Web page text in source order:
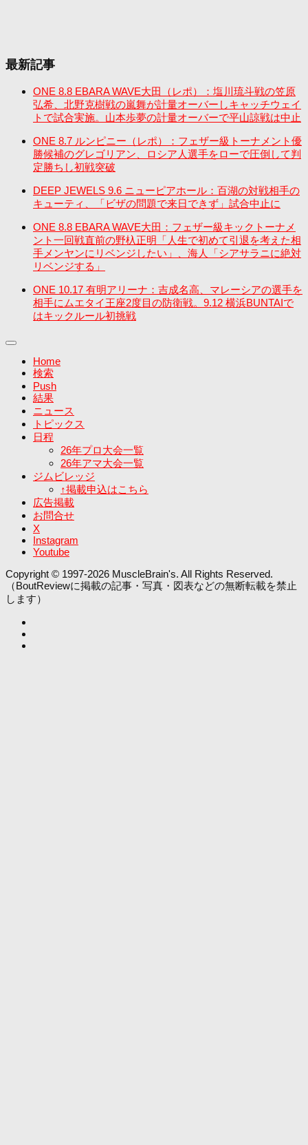
最新記事
ONE 8.8 EBARA WAVE大田（レポ）：塩川琉斗戦の笠原
弘希、北野克樹戦の嵐舞が計量オーバーしキャッチウェイ
トで試合実施。山本歩夢の計量オーバーで平山諒戦は中止
ONE 8.7 ルンピニー（レポ）：フェザー級トーナメント優
勝候補のグレゴリアン、ロシア人選手をローで圧倒して判
定勝ちし初戦突破
DEEP JEWELS 9.6 ニューピアホール：百湖の対戦相手の
キューティ、「ビザの問題で来日できず」試合中止に
ONE 8.8 EBARA WAVE大田：フェザー級キックトーナメ
ント一回戦直前の野杁正明「人生で初めて引退を考えた相
手メンヤンにリベンジしたい」、海人「シアサラニに絶対
リベンジする」
ONE 10.17 有明アリーナ：吉成名高、マレーシアの選手を
相手にムエタイ王座2度目の防衛戦。9.12 横浜BUNTAIで
はキックルール初挑戦
Home
検索
Push
結果
ニュース
トピックス
日程
26年プロ大会一覧
26年アマ大会一覧
ジムビレッジ
↑掲載申込はこちら
広告掲載
お問合せ
X
Instagram
Youtube
Copyright © 1997-2026 MuscleBrain's. All Rights Reserved.
（BoutReviewに掲載の記事・写真・図表などの無断転載を禁止
します）